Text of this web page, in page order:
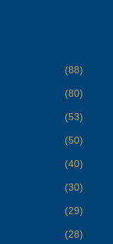
(88)
(80)
(53)
(50)
(40)
(30)
(29)
(28)